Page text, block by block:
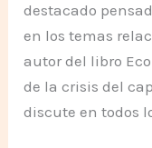
destacado
en los temas
autor del libro
de la crisis del
discute en todos